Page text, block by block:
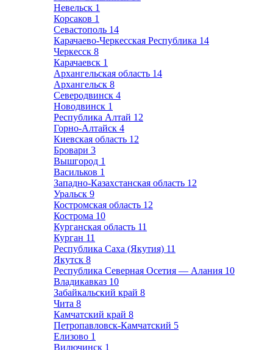
Невельск 1
Корсаков 1
Севастополь 14
Карачаево-Черкесская Республика 14
Черкесск 8
Карачаевск 1
Архангельская область 14
Архангельск 8
Северодвинск 4
Новодвинск 1
Республика Алтай 12
Горно-Алтайск 4
Киевская область 12
Бровари 3
Вышгород 1
Васильков 1
Западно-Казахстанская область 12
Уральск 9
Костромская область 12
Кострома 10
Курганская область 11
Курган 11
Республика Саха (Якутия) 11
Якутск 8
Республика Северная Осетия — Алания 10
Владикавказ 10
Забайкальский край 8
Чита 8
Камчатский край 8
Петропавловск-Камчатский 5
Елизово 1
Вилючинск 1